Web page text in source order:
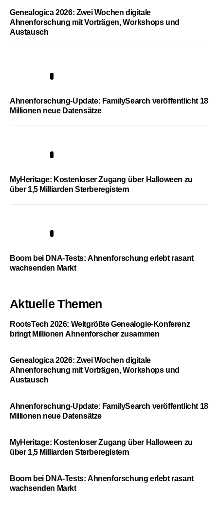
Genealogica 2026: Zwei Wochen digitale
Ahnenforschung mit Vorträgen, Workshops und
Austausch
Ahnenforschung-Update: FamilySearch veröffentlicht 18
Millionen neue Datensätze
MyHeritage: Kostenloser Zugang über Halloween zu
über 1,5 Milliarden Sterberegistern
Boom bei DNA-Tests: Ahnenforschung erlebt rasant
wachsenden Markt
Aktuelle Themen
RootsTech 2026: Weltgrößte Genealogie-Konferenz
bringt Millionen Ahnenforscher zusammen
Genealogica 2026: Zwei Wochen digitale
Ahnenforschung mit Vorträgen, Workshops und
Austausch
Ahnenforschung-Update: FamilySearch veröffentlicht 18
Millionen neue Datensätze
MyHeritage: Kostenloser Zugang über Halloween zu
über 1,5 Milliarden Sterberegistern
Boom bei DNA-Tests: Ahnenforschung erlebt rasant
wachsenden Markt